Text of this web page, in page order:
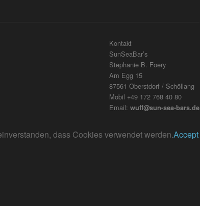
Kontakt
SunSeaBar’s
Stephanie B. Foery
Am Egg 15
87561 Oberstdorf / Schöllang
Mobil +49 172 768 40 80
Email: wuff@sun-sea-bars.de
dass Cookies verwendet werden.Accept